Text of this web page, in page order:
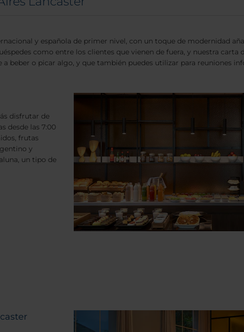
y española de primer nivel, con un toque de modernidad
como entre los clientes que vienen de fuera, y nuestra carta
beber o picar algo, y que también puedes utilizar para reuniones
disfrutar de
desde las 7:00
frutas
y
un tipo de